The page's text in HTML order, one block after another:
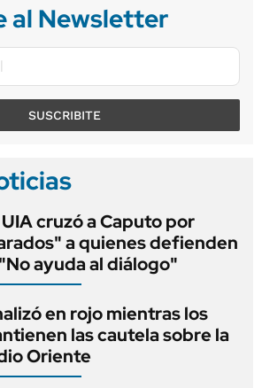
al Newsletter
SUSCRIBITE
cruzó a Caputo por
a quienes defienden
ayuda al diálogo"
en rojo mientras los
las cautela sobre la
Oriente